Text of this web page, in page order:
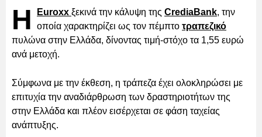
Η Euroxx ξεκινά την κάλυψη της CrediaBank, την
οποία χαρακτηρίζει ως τον πέμπτο τραπεζικό
πυλώνα στην Ελλάδα, δίνοντας τιμή-στόχο τα 1,55 ευρώ
ανά μετοχή.
Σύμφωνα με την έκθεση, η τράπεζα έχει ολοκληρώσει με
επιτυχία την αναδιάρθρωση των δραστηριοτήτων της
στην Ελλάδα και πλέον εισέρχεται σε φάση ταχείας
ανάπτυξης.